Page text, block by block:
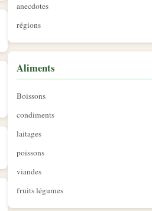
anecdotes
régions
Aliments
Boissons
condiments
laitages
poissons
viandes
fruits légumes